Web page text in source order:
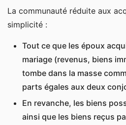
La communauté réduite aux
simplicité :
Tout ce que les époux
mariage (revenus, biens
tombe dans la masse
parts égales aux deux
En revanche, les biens
ainsi que les biens reçus